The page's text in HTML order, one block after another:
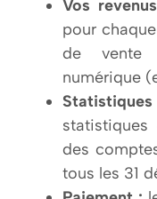
Vos
pour
de vente
numérique
des
tous les 31